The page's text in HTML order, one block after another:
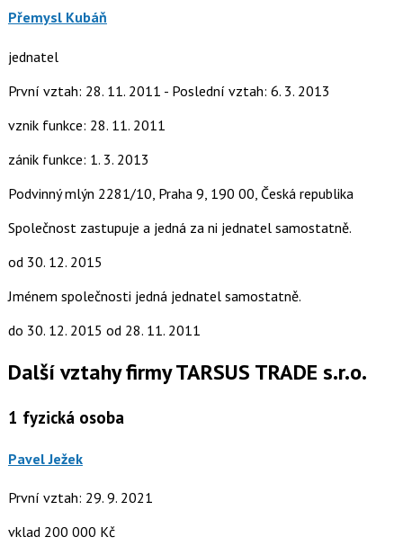
Přemysl Kubáň
jednatel
První vztah: 28. 11. 2011 - Poslední vztah: 6. 3. 2013
vznik funkce: 28. 11. 2011
zánik funkce: 1. 3. 2013
Podvinný mlýn 2281/10, Praha 9, 190 00, Česká republika
Společnost zastupuje a jedná za ni jednatel samostatně.
od 30. 12. 2015
Jménem společnosti jedná jednatel samostatně.
do 30. 12. 2015 od 28. 11. 2011
Další vztahy firmy TARSUS TRADE s.r.o.
1 fyzická osoba
Pavel Ježek
První vztah: 29. 9. 2021
vklad 200 000 Kč